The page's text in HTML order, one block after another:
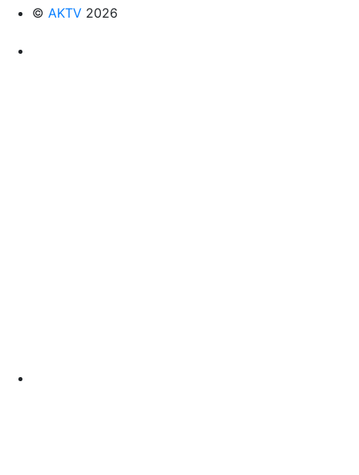
© AKTV 2026